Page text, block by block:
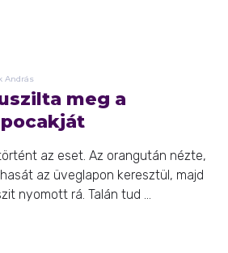
András
meg a
az eset. Az orangután nézte,
az üveglapon keresztül, majd
nyomott rá. Talán tud ...